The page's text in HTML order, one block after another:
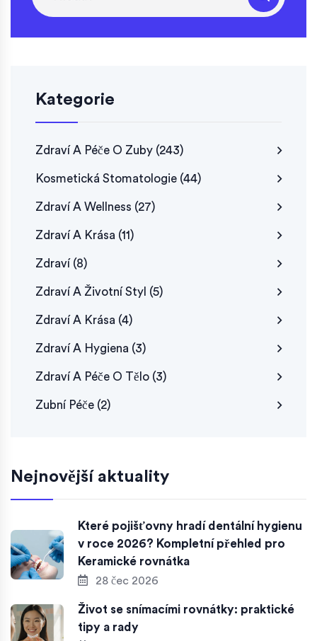
Kategorie
Zdraví A Péče O Zuby (243)
Kosmetická Stomatologie (44)
Zdraví A Wellness (27)
Zdraví A Krása (11)
Zdraví (8)
Zdraví A Životní Styl (5)
Zdraví A Krása (4)
Zdraví A Hygiena (3)
Zdraví A Péče O Tělo (3)
Zubní Péče (2)
Nejnovější aktuality
Které pojišťovny hradí dentální hygienu
v roce 2026? Kompletní přehled pro
Keramické rovnátka
28 čec 2026
Život se snímacími rovnátky: praktické
tipy a rady